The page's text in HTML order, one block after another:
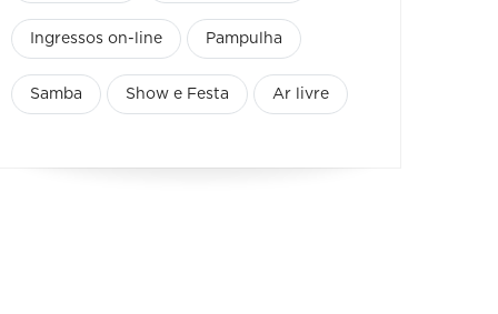
Ingressos on-line Pampulha
Samba Show e Festa Ar livre